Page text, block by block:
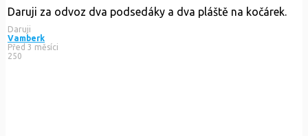
Daruji za odvoz dva podsedáky a dva pláště na kočárek.
Daruji
Vamberk
Před 3 měsíci
250